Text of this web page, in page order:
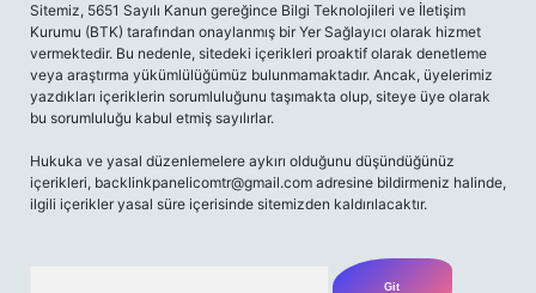
Sitemiz, 5651 Sayılı Kanun gereğince Bilgi Teknolojileri ve İletişim
Kurumu (BTK) tarafından onaylanmış bir Yer Sağlayıcı olarak hizmet
vermektedir. Bu nedenle, sitedeki içerikleri proaktif olarak denetleme
veya araştırma yükümlülüğümüz bulunmamaktadır. Ancak, üyelerimiz
yazdıkları içeriklerin sorumluluğunu taşımakta olup, siteye üye olarak
bu sorumluluğu kabul etmiş sayılırlar.
Hukuka ve yasal düzenlemelere aykırı olduğunu düşündüğünüz
içerikleri, backlinkpanelicomtr@gmail.com adresine bildirmeniz halinde,
ilgili içerikler yasal süre içerisinde sitemizden kaldırılacaktır.